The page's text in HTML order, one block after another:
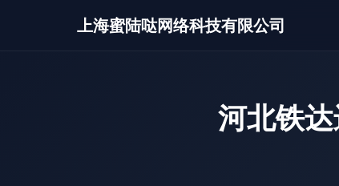
上海蜜陆哒网络科技有限公司
河北铁